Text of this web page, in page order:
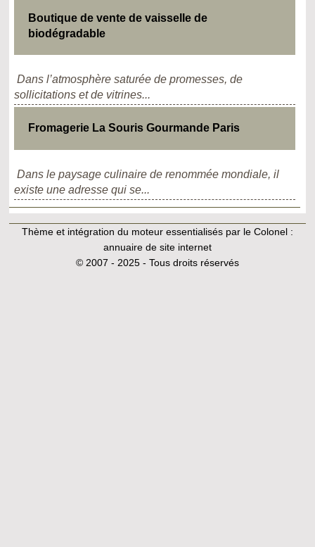
Boutique de vente de vaisselle de
biodégradable
Dans l’atmosphère saturée de promesses, de
sollicitations et de vitrines...
Fromagerie La Souris Gourmande Paris
Dans le paysage culinaire de renommée mondiale, il
existe une adresse qui se...
Thème et intégration du moteur essentialisés par le Colonel :
annuaire de site internet
© 2007 - 2025 - Tous droits réservés